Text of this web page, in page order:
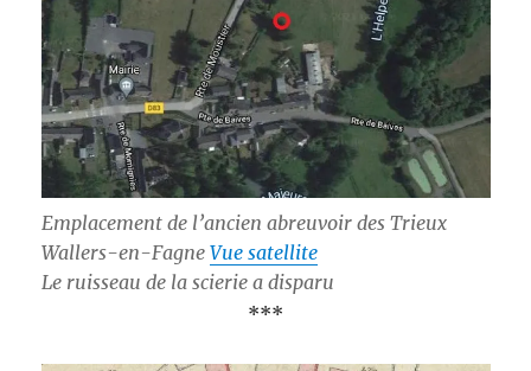
Emplacement de l’ancien abreuvoir des Trieux
Wallers-en-Fagne Vue satellite
Le ruisseau de la scierie a disparu
***